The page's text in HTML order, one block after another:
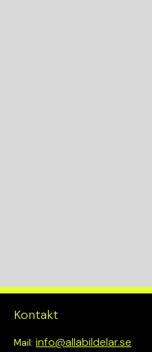
Kontakt
Mail: info@allabildelar.se